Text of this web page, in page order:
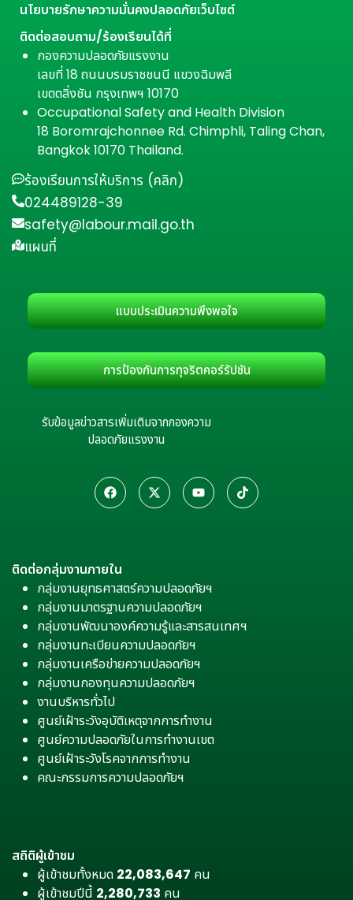
นโยบายรักษาความมั่นคงปลอดภัยเว็บไซต์
ติดต่อสอบถาม/ร้องเรียนได้ที่
กองความปลอดภัยแรงงาน
เลขที่ 18 ถนนบรมราชชนนี แขวงฉิมพลี
เขตตลิ่งชัน กรุงเทพฯ 10170
Occupational Safety and Health Division
18 Boromrajchonnee Rd. Chimphli, Taling Chan,
Bangkok 10170 Thailand.
ร้องเรียนการให้บริการ (คลิก)
024489128-39
safety@labour.mail.go.th
แผนที่
แบบประเมินความพึงพอใจ
การป้องกันการทุจริตคอร์รัปชัน
รับข้อมูลข่าวสารเพิ่มเติมจากกองความ
ปลอดภัยแรงงาน
ติดต่อกลุ่มงานภายใน
กลุ่มงานยุทธศาสตร์ความปลอดภัยฯ
กลุ่มงานมาตรฐานความปลอดภัยฯ
กลุ่มงานพัฒนาองค์ความรู้และสารสนเทศฯ
กลุ่มงานทะเบียนความปลอดภัยฯ
กลุ่มงานเครือข่ายความปลอดภัยฯ
กลุ่มงานกองทุนความปลอดภัยฯ
งานบริหารทั่วไป
ศูนย์เฝ้าระวังอุบัติเหตุจากการทำงาน
ศูนย์ความปลอดภัยในการทำงานเขต
ศูนย์เฝ้าระวังโรคจากการทำงาน
คณะกรรมการความปลอดภัยฯ
สถิติผู้เข้าชม
ผู้เข้าชมทั้งหมด 22,083,647 คน
ผู้เข้าชมปีนี้ 2,280,733 คน